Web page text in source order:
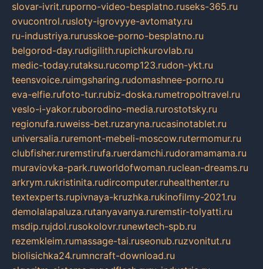
slovar-ivrit.ruporno-video-besplatno.ruseks-365.ru
ovucontrol.rusloty-igrovyye-avtomaty.ru
ru-industriya.rurusskoe-porno-besplatno.ru
belgorod-day.rudigilith.rupichkurovlab.ru
medic-today.rutaksu.rucomp123.rudon-ykt.ru
teensvoice.ruimgsharing.rudomashnee-porno.ru
eva-elfie.rufoto-tur.rubiz-doska.rumetropoltravel.ru
veslo-i-yakor.ruborodino-media.rurostotsky.ru
regionufa.ruweiss-bet.ruzaryna.rucasinotablet.ru
universalia.ruremont-mebeli-moscow.rutermomur.ru
clubfisher.ruremstirufa.ruerdamchi.rudoramamama.ru
muraviovka-park.ruworldofwoman.ruclean-dreams.ru
arkrym.rukristinita.rudircomputer.ruhealthenter.ru
textexperts.rupivnaya-kruzhka.rukinofilmy-2021.ru
demolalapaluza.rutanyavanya.ruremstir-tolyatti.ru
msdip.rujdol.rusokolovr.runewtech-spb.ru
rezemkleim.rumassage-tai.ruseonub.ruzvonitut.ru
biolisichka24.rumncraft-download.ru